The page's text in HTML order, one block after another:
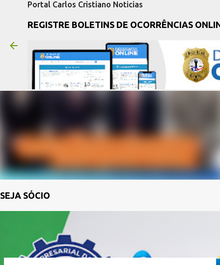
Portal Carlos Cristiano Noticias
REGISTRE BOLETINS DE OCORRÊNCIAS
SEJA SÓCIO